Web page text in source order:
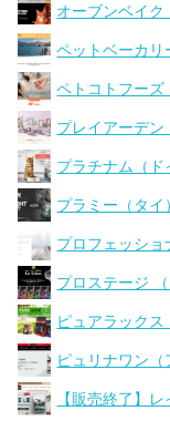
オーブンベイク
ペットベーカリ
ペトコトフーズ
プレイアーデン
プラチナム（ド
プラミー（タイ
プロフェッショ
プロステージ （
ピュアラックス
ピュリナワン（
【販売終了】